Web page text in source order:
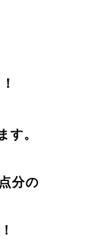
す。
分の